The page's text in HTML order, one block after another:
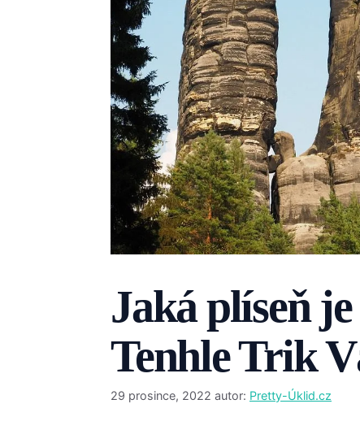
Jaká plíseň
Tenhle Trik
29 prosince, 2022 autor: Pretty-Úklid.cz